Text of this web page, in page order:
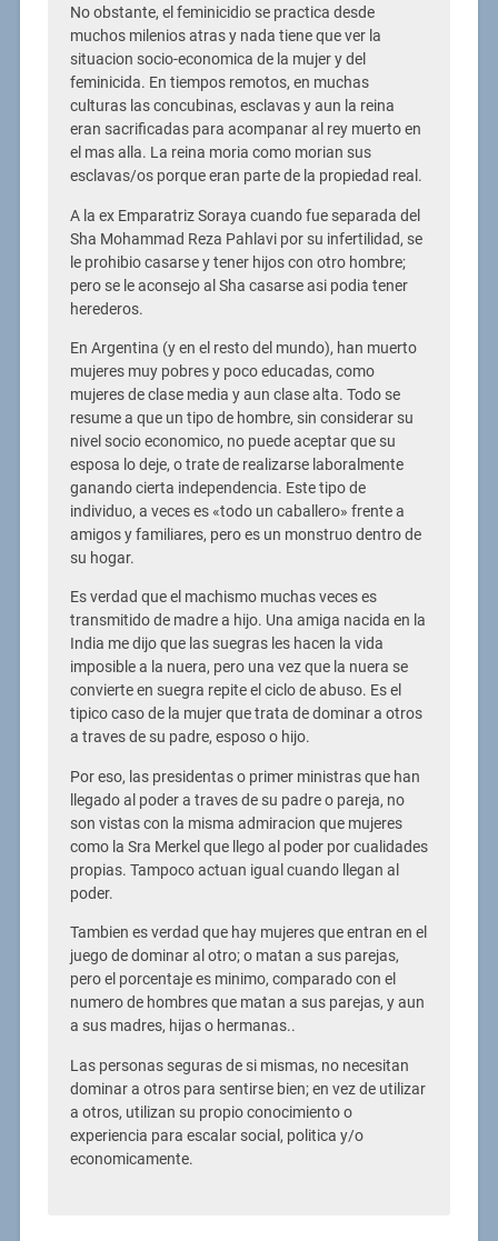
No obstante, el feminicidio se practica desde
muchos milenios atras y nada tiene que ver la
situacion socio-economica de la mujer y del
feminicida. En tiempos remotos, en muchas
culturas las concubinas, esclavas y aun la reina
eran sacrificadas para acompanar al rey muerto en
el mas alla. La reina moria como morian sus
esclavas/os porque eran parte de la propiedad real.
A la ex Emparatriz Soraya cuando fue separada del
Sha Mohammad Reza Pahlavi por su infertilidad, se
le prohibio casarse y tener hijos con otro hombre;
pero se le aconsejo al Sha casarse asi podia tener
herederos.
En Argentina (y en el resto del mundo), han muerto
mujeres muy pobres y poco educadas, como
mujeres de clase media y aun clase alta. Todo se
resume a que un tipo de hombre, sin considerar su
nivel socio economico, no puede aceptar que su
esposa lo deje, o trate de realizarse laboralmente
ganando cierta independencia. Este tipo de
individuo, a veces es «todo un caballero» frente a
amigos y familiares, pero es un monstruo dentro de
su hogar.
Es verdad que el machismo muchas veces es
transmitido de madre a hijo. Una amiga nacida en la
India me dijo que las suegras les hacen la vida
imposible a la nuera, pero una vez que la nuera se
convierte en suegra repite el ciclo de abuso. Es el
tipico caso de la mujer que trata de dominar a otros
a traves de su padre, esposo o hijo.
Por eso, las presidentas o primer ministras que han
llegado al poder a traves de su padre o pareja, no
son vistas con la misma admiracion que mujeres
como la Sra Merkel que llego al poder por cualidades
propias. Tampoco actuan igual cuando llegan al
poder.
Tambien es verdad que hay mujeres que entran en el
juego de dominar al otro; o matan a sus parejas,
pero el porcentaje es minimo, comparado con el
numero de hombres que matan a sus parejas, y aun
a sus madres, hijas o hermanas..
Las personas seguras de si mismas, no necesitan
dominar a otros para sentirse bien; en vez de utilizar
a otros, utilizan su propio conocimiento o
experiencia para escalar social, politica y/o
economicamente.